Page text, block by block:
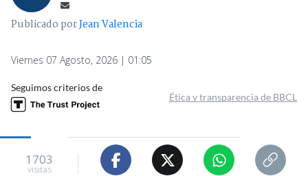
Publicado porJean Valencia
Viernes 07 Agosto, 2026 | 01:05
Seguimos criterios de
Ética y transparencia de BBCL
1703
visitas